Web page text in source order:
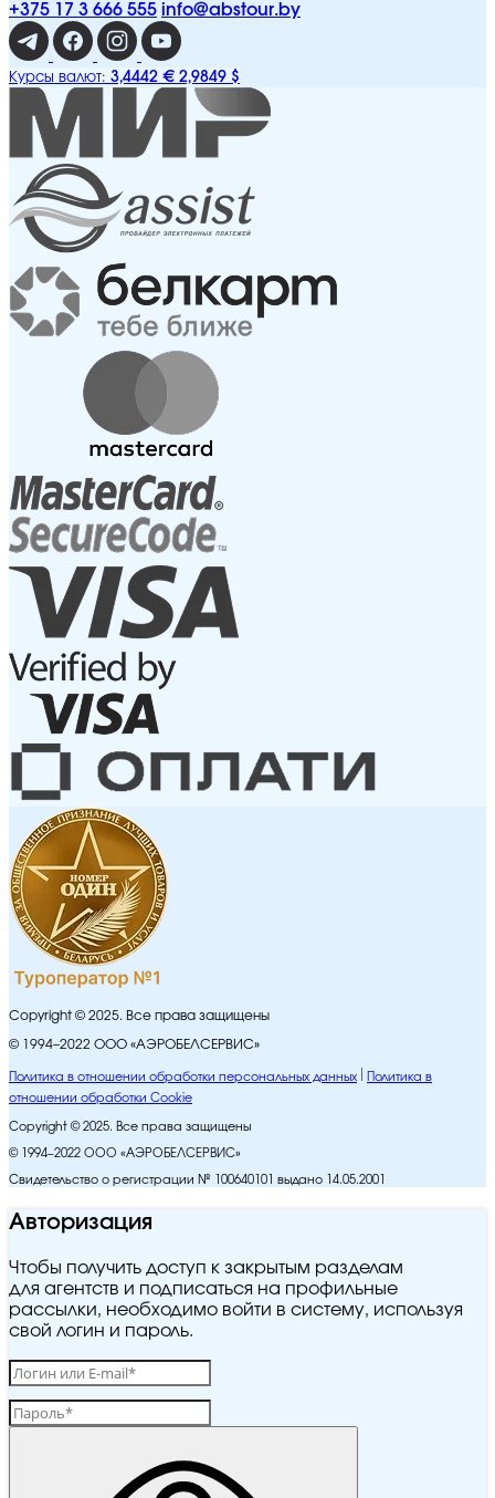
+375 17 3 666 555 info@abstour.by
Курсы валют: 3,4442 € 2,9849 $
Copyright © 2025. Все права защищены
© 1994–2022 ООО «АЭРОБЕЛСЕРВИС»
Политика в отношении обработки персональных данных
Политика в
отношении обработки Cookie
Copyright © 2025. Все права защищены
© 1994–2022 ООО «АЭРОБЕЛСЕРВИС»
Свидетельство о регистрации № 100640101 выдано 14.05.2001
Авторизация
Чтобы получить доступ к закрытым разделам
для агентств и подписаться на профильные
рассылки, необходимо войти в систему, используя
свой логин и пароль.